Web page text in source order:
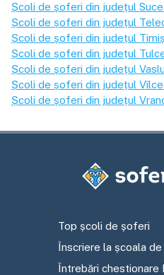
Școli de șoferi din județul
Școli de șoferi din județul
Școli de șoferi din județul Timiș
Școli de șoferi din județul
Școli de șoferi din județul
Școli de șoferi din județul
Școli de șoferi din județul
Top școli de șoferi
Înscriere la școala
Întrebări chestionare